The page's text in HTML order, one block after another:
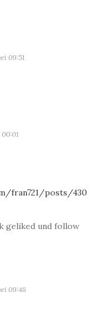
09:51
fran721/posts/430
geliked und follow
09:48